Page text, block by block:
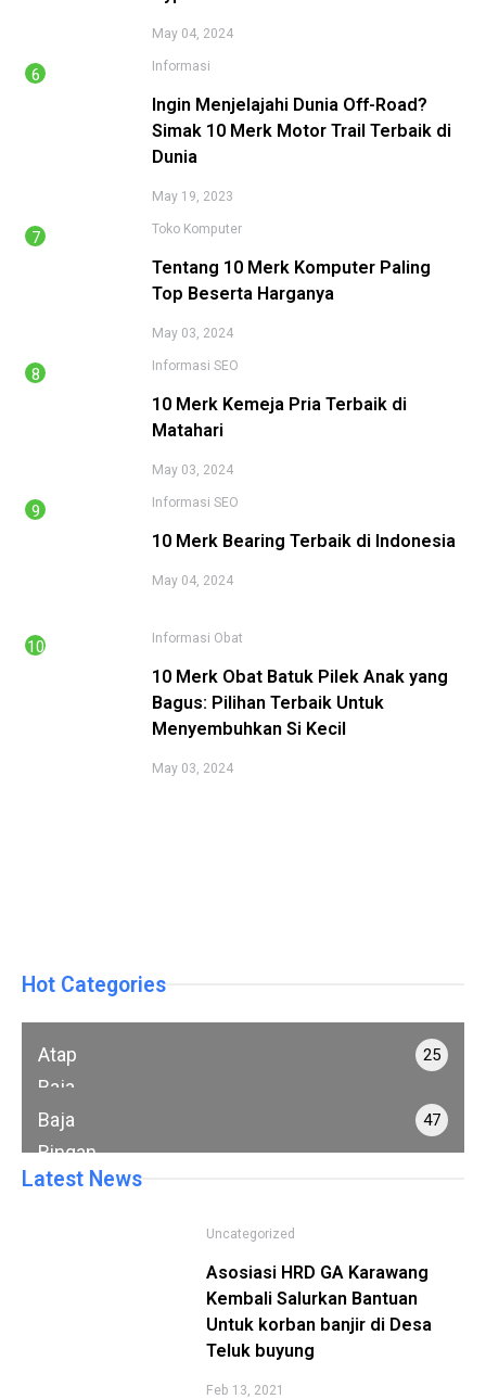
May 04, 2024
Informasi
Ingin Menjelajahi Dunia Off-Road?
Simak 10 Merk Motor Trail Terbaik di
Dunia
May 19, 2023
Toko Komputer
Tentang 10 Merk Komputer Paling
Top Beserta Harganya
May 03, 2024
Informasi SEO
10 Merk Kemeja Pria Terbaik di
Matahari
May 03, 2024
Informasi SEO
10 Merk Bearing Terbaik di Indonesia
May 04, 2024
Informasi Obat
10 Merk Obat Batuk Pilek Anak yang
Bagus: Pilihan Terbaik Untuk
Menyembuhkan Si Kecil
May 03, 2024
Hot Categories
Atap
Baja
Ringan
25
Baja
Ringan
47
Latest News
Uncategorized
Asosiasi HRD GA Karawang
Kembali Salurkan Bantuan
Untuk korban banjir di Desa
Teluk buyung
Feb 13, 2021